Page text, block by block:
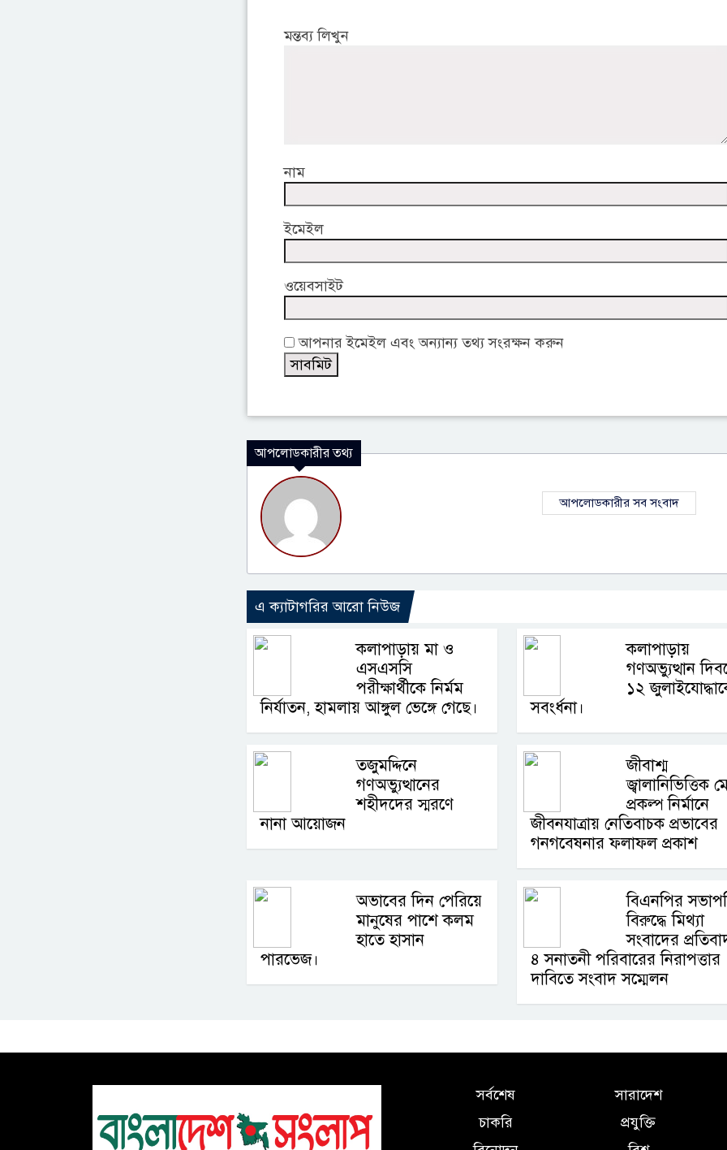
মন্তব্য লিখুন
নাম
ইমেইল
ওয়েবসাইট
আপনার ইমেইল এবং অন্যান্য তথ্য সংরক্ষন করুন
আপলোডকারীর তথ্য
আপলোডকারীর সব সংবাদ
এ ক্যাটাগরির আরো নিউজ
কলাপাড়ায় মা ও
এসএসসি
পরীক্ষার্থীকে নির্মম
নির্যাতন, হামলায় আঙ্গুল ভেঙ্গে গেছে।
কলাপাড়ায়
গণঅভ্যুত্থান
১২
সবংর্ধনা।
তজুমদ্দিনে
গণঅভ্যুত্থানের
শহীদদের স্মরণে
নানা আয়োজন
জীবাশ্ম
জ্বালানিভিত্তিক
প্রকল্প নির্মানে
জীবনযাত্রায় নেতিবাচক প্রভাবের
গনগবেষনার ফলাফল প্রকাশ
অভাবের দিন পেরিয়ে
মানুষের পাশে কলম
হাতে হাসান
পারভেজ।
বিএনপির
বিরুদ্ধে মিথ্যা
সংবাদের
৪ সনাতনী পরিবারের নিরাপত্তার
দাবিতে সংবাদ সম্মেলন
সর্বশেষ সারাদেশ
চাকরি
প্রযুক্তি